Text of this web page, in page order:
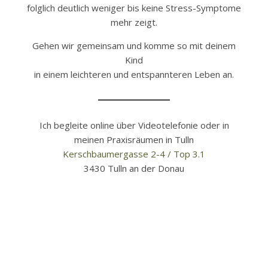
folglich deutlich weniger bis keine Stress-Symptome
mehr zeigt.
Gehen wir gemeinsam und komme so mit deinem
Kind
in einem leichteren und entspannteren Leben an.
Ich begleite online über Videotelefonie oder in
meinen Praxisräumen in Tulln
Kerschbaumergasse 2-4 / Top 3.1
3430 Tulln an der Donau